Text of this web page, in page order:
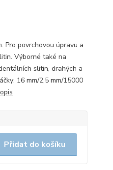
Pro povrchovou úpravu a
Výborné také na
slitin, drahých a
16 mm/2,5 mm/15000
Přidat do košíku